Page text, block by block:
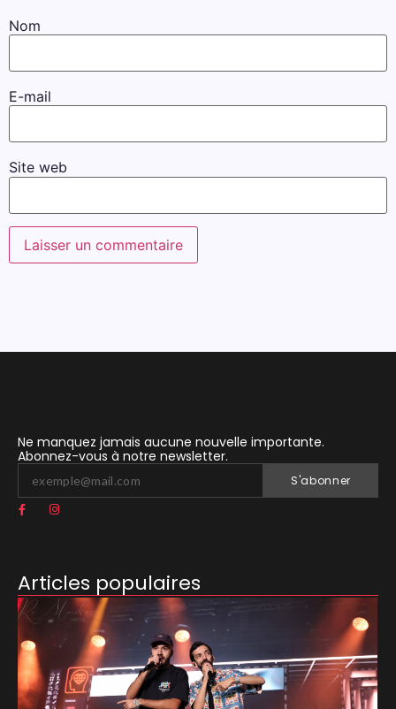
Nom
E-mail
Site web
Ne manquez jamais aucune nouvelle importante.
Abonnez-vous à notre newsletter.
S'abonner
Articles populaires